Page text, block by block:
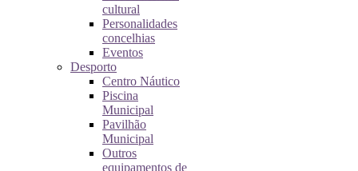
cultural
Personalidades
concelhias
Eventos
Desporto
Centro Náutico
Piscina
Municipal
Pavilhão
Municipal
Outros
equipamentos de